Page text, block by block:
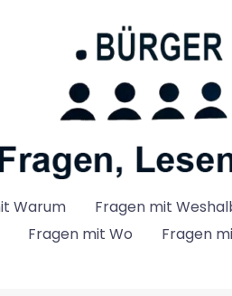
Warum Fragen mit
Fragen mit Wo Fragen